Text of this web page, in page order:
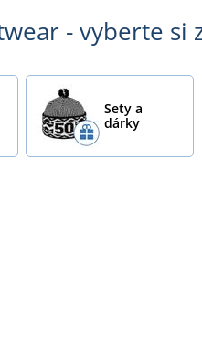
- vyberte si
Sety a
dárky